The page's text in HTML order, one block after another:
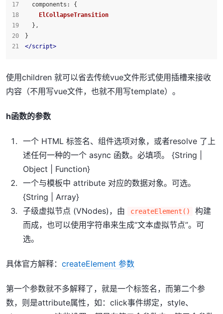
components : {
ElCollapseTransition
  },
}
</script>
使用children 就可以省去传统vue文件形式使用插槽来接收
内容（不用写vue文件，也就不用写template）。
h函数的参数
一个 HTML 标签名、组件选项对象，或者resolve 了上
述任何一种的一个 async 函数。必填项。 {String |
Object | Function}
一个与模板中 attribute 对应的数据对象。可选。
{String | Array}
子级虚拟节点 (VNodes)，由
createElement()
构建
而成，也可以使用字符串来生成“文本虚拟节点”。可
选。
具体官方解释： createElement 参数
第一个参数就不多解释了，就是一个标签名，而第二个参
数，则是attribute属性，如：click事件绑定，style、